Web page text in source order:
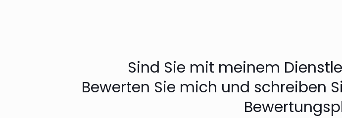
Sind Sie mit meinem
Bewerten Sie mich und schreiben